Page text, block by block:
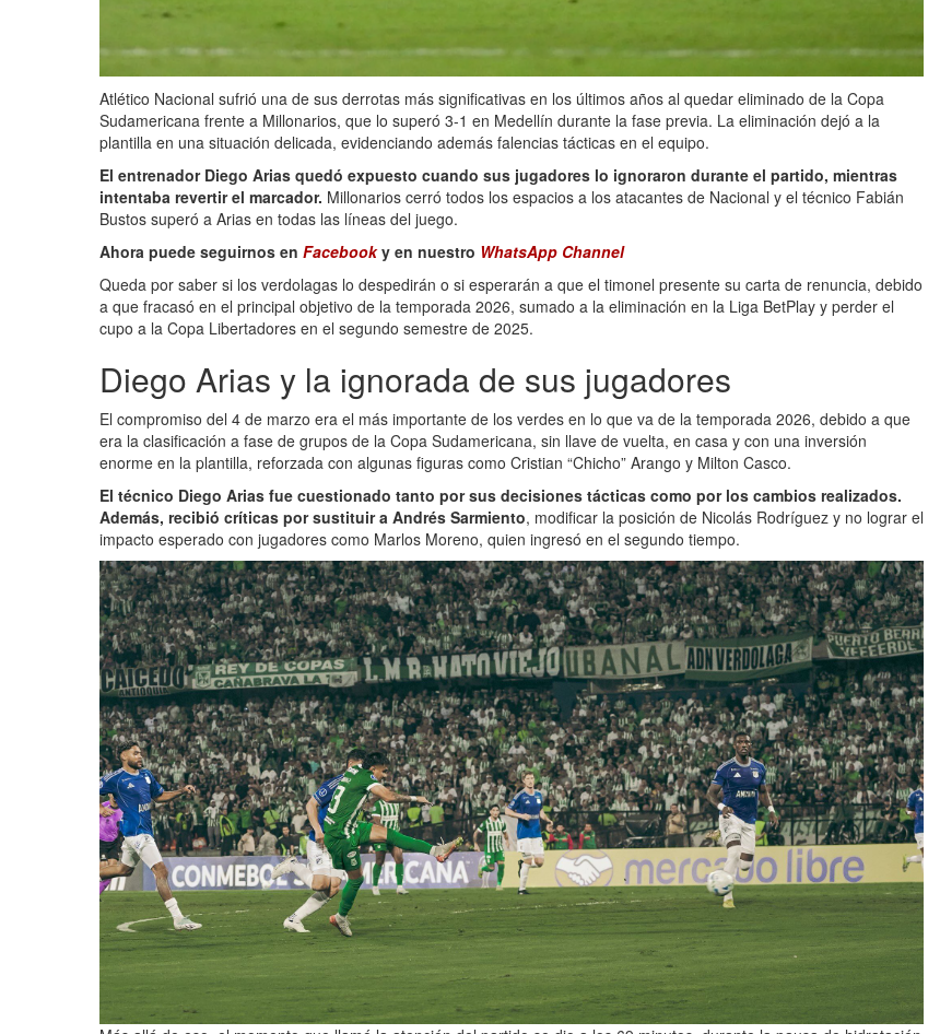
Atlético Nacional sufrió una de sus derrotas más significativas en los últimos años al quedar eliminado de la Copa
Sudamericana frente a Millonarios, que lo superó 3-1 en Medellín durante la fase previa. La eliminación dejó a la
plantilla en una situación delicada, evidenciando además falencias tácticas en el equipo.
El entrenador Diego Arias quedó expuesto cuando sus jugadores lo ignoraron durante el partido, mientras
intentaba revertir el marcador. Millonarios cerró todos los espacios a los atacantes de Nacional y el técnico Fabián
Bustos superó a Arias en todas las líneas del juego.
Ahora puede seguirnos en Facebooky en nuestro WhatsApp Channel
Queda por saber si los verdolagas lo despedirán o si esperarán a que el timonel presente su carta de renuncia, debido
a que fracasó en el principal objetivo de la temporada 2026, sumado a la eliminación en la Liga BetPlay y perder el
cupo a la Copa Libertadores en el segundo semestre de 2025.
Diego Arias y la ignorada de sus jugadores
El compromiso del 4 de marzo era el más importante de los verdes en lo que va de la temporada 2026, debido a que
era la clasificación a fase de grupos de la Copa Sudamericana, sin llave de vuelta, en casa y con una inversión
enorme en la plantilla, reforzada con algunas figuras como Cristian “Chicho” Arango y Milton Casco.
El técnico Diego Arias fue cuestionado tanto por sus decisiones tácticas como por los cambios realizados.
Además, recibió críticas por sustituir a Andrés Sarmiento, modificar la posición de Nicolás Rodríguez y no lograr el
impacto esperado con jugadores como Marlos Moreno, quien ingresó en el segundo tiempo.